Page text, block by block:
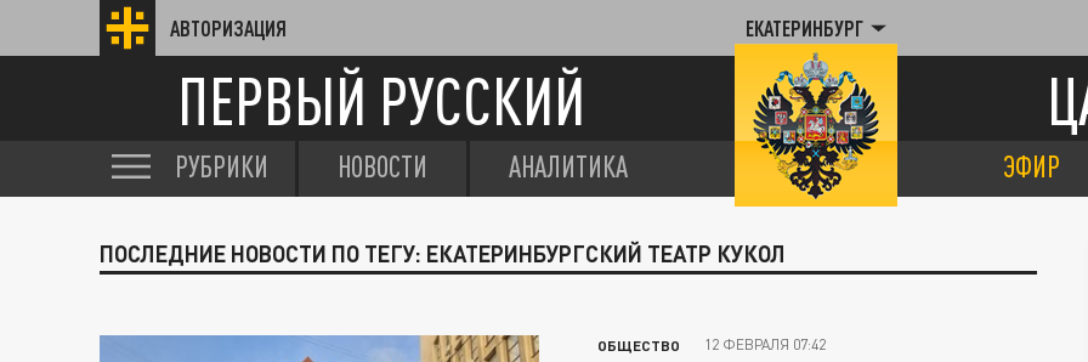
АВТОРИЗАЦИЯ ЕКАТЕРИНБУРГ
ПЕРВЫЙ РУССКИЙ
РУБРИКИ НОВОСТИ АНАЛИТИКА ЭФИР
ПОСЛЕДНИЕ НОВОСТИ ПО ТЕГУ: ЕКАТЕРИНБУРГСКИЙ ТЕАТР КУКОЛ
ОБЩЕСТВО 12 ФЕВРАЛЯ 07:42